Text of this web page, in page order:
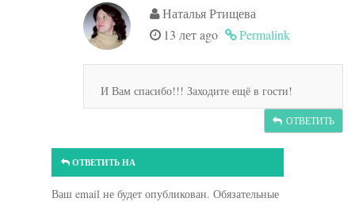
Наталья Ртищева
13 лет ago
Permalink
И Вам спасибо!!! Заходите ещё в гости!
ОТВЕТИТЬ
ОТВЕТИТЬ НА
Ваш email не будет опубликован. Обязательные